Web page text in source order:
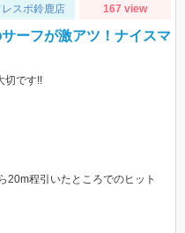
スポ鈴鹿店 167 view
ーフが激アツ！ナイスマ
切です!!
20m程引いたところでのヒット